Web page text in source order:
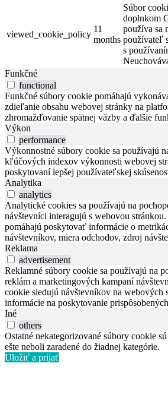
viewed_cookie_policy
11
months
Súbor
doplnkom
používa sa
používateľ
s
Funkčné
functional
Funkčné súbory cookie pomáhajú
zdieľanie obsahu webovej stránky na
zhromažďovanie spätnej väzby a ďalšie
Výkon
performance
Výkonnostné súbory cookie sa používajú
kľúčových indexov výkonnosti webovej
poskytovaní lepšej používateľskej
Analytika
analytics
Analytické cookies sa používajú na
návštevníci interagujú s webovou
pomáhajú poskytovať informácie o
návštevníkov, miera odchodov, zdroj
Reklama
advertisement
Reklamné súbory cookie sa používajú na
reklám a marketingových kampaní
cookie sledujú návštevníkov na webových
informácie na poskytovanie
Iné
others
Ostatné nekategorizované súbory cookie
ešte neboli zaradené do žiadnej kategórie.
Uložiť a prijať